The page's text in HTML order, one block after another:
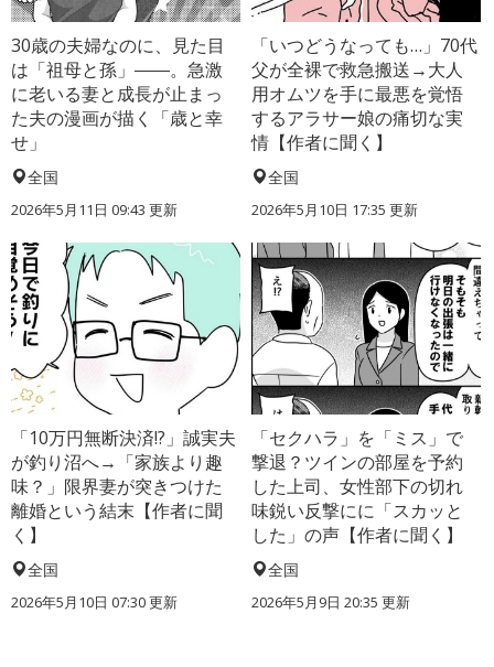
30歳の夫婦なのに、見た目
は「祖母と孫」――。急激
に老いる妻と成長が止まっ
た夫の漫画が描く「歳と幸
せ」
全国
2026年5月11日 09:43 更新
「いつどうなっても…」70代
父が全裸で救急搬送→大人
用オムツを手に最悪を覚悟
するアラサー娘の痛切な実
情【作者に聞く】
全国
2026年5月10日 17:35 更新
「10万円無断決済!?」誠実夫
が釣り沼へ→「家族より趣
味？」限界妻が突きつけた
離婚という結末【作者に聞
く】
全国
2026年5月10日 07:30 更新
「セクハラ」を「ミス」で
撃退？ツインの部屋を予約
した上司、女性部下の切れ
味鋭い反撃にに「スカッと
した」の声【作者に聞く】
全国
2026年5月9日 20:35 更新